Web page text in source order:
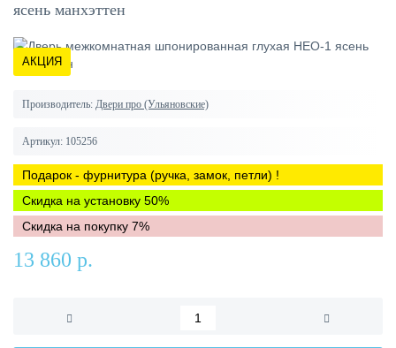
ясень манхэттен
АКЦИЯ
Производитель: Двери про (Ульяновские)
Артикул: 105256
Подарок - фурнитура (ручка, замок, петли) !
Скидка на установку 50%
Скидка на покупку 7%
13 860 р.